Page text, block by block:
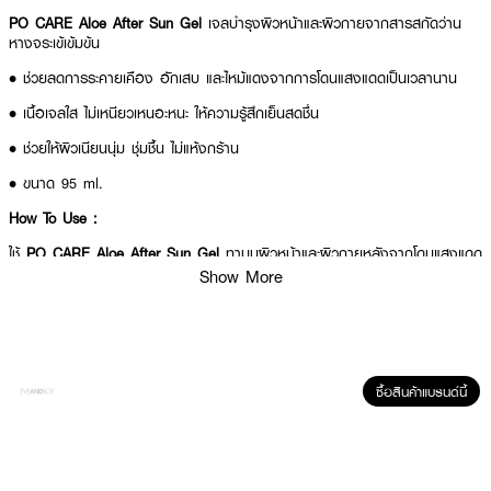
PO CARE Aloe After Sun Gel เจลบำรุงผิวหน้าและผิวกายจากสารสกัดว่าน
หางจระเข้เข้มข้น
• ช่วยลดการระคายเคือง อักเสบ และไหม้แดงจากการโดนแสงแดดเป็นเวลานาน
• เนื้อเจลใส ไม่เหนียวเหนอะหนะ ให้ความรู้สึกเย็นสดชื่น
• ช่วยให้ผิวเนียนนุ่ม ชุ่มชื้น ไม่แห้งกร้าน
• ขนาด 95 ml.
How To Use :
ใช้ PO CARE Aloe After Sun Gel ทาบนผิวหน้าและผิวกายหลังจากโดนแสงแดด
หรือหลังจากว่ายน้ำสามารถใช้ทาได้บ่อยครั้งตามต้องการ
Show More
ซื้อสินค้าแบรนด์นี้